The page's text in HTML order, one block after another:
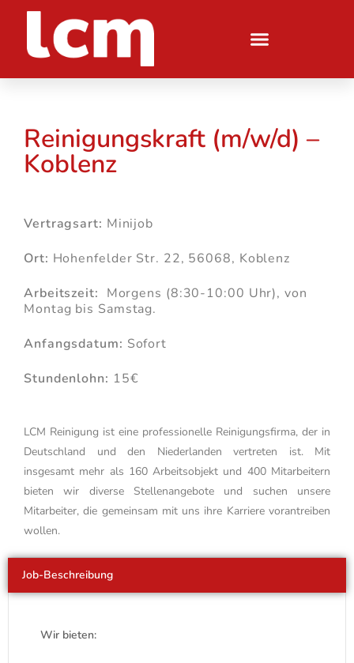
Reinigungskraft (m/w/d) –
Koblenz
Vertragsart: Minijob
Ort: Hohenfelder Str. 22, 56068, Koblenz
Arbeitszeit: Morgens (8:30-10:00 Uhr), von
Montag bis Samstag.
Anfangsdatum: Sofort
Stundenlohn: 15€
LCM Reinigung ist eine professionelle Reinigungsfirma, der in
Deutschland und den Niederlanden vertreten ist. Mit
insgesamt mehr als 160 Arbeitsobjekt und 400 Mitarbeitern
bieten wir diverse Stellenangebote und suchen unsere
Mitarbeiter, die gemeinsam mit uns ihre Karriere vorantreiben
wollen.
Job-Beschreibung
Wir bieten: